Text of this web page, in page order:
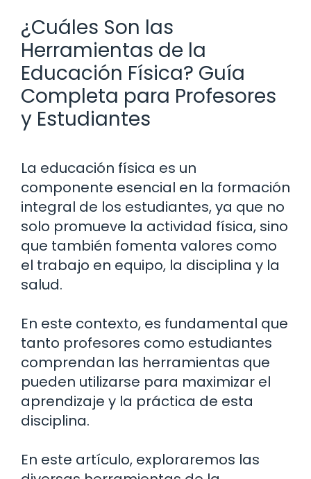
¿Cuáles Son las
Herramientas de la
Educación Física? Guía
Completa para Profesores
y Estudiantes
La educación física es un
componente esencial en la formación
integral de los estudiantes, ya que no
solo promueve la actividad física, sino
que también fomenta valores como
el trabajo en equipo, la disciplina y la
salud.
En este contexto, es fundamental que
tanto profesores como estudiantes
comprendan las herramientas que
pueden utilizarse para maximizar el
aprendizaje y la práctica de esta
disciplina.
En este artículo, exploraremos las